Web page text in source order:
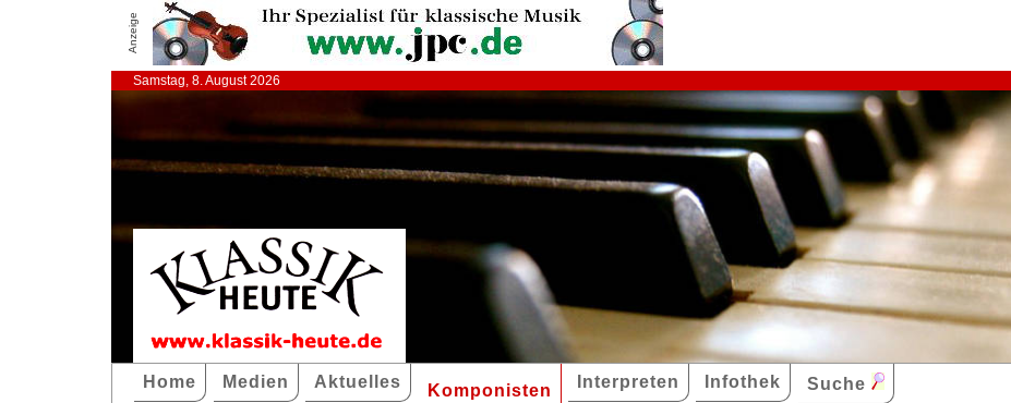
Anzeige
Samstag, 8. August 2026
Home Medien Aktuelles Komponisten Interpreten Infothek Suche